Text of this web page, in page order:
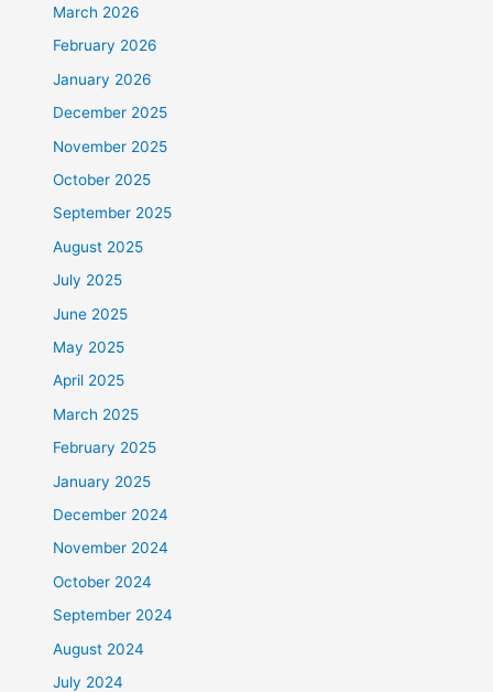
March 2026
February 2026
January 2026
December 2025
November 2025
October 2025
September 2025
August 2025
July 2025
June 2025
May 2025
April 2025
March 2025
February 2025
January 2025
December 2024
November 2024
October 2024
September 2024
August 2024
July 2024